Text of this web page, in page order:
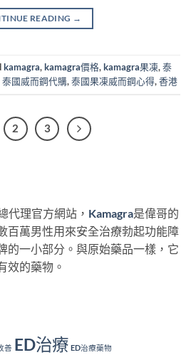
READING →
kamagra,kamagra價格,kamagra果凍,泰
泰國威而鋼代購,泰國果凍威而鋼心得,香港
2 3
代理官方網站， Kamagra是偉哥的
百萬男性用來安全治療勃起功能障
的一小部分。與原始藥品一樣，它
效的藥物。
善 ED治療 ED治療藥物